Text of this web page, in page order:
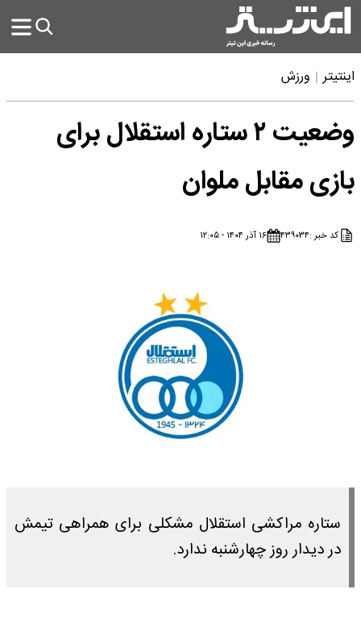
اینتیتر ورزش
وضعیت ۲ ستاره استقلال برای
بازی مقابل ملوان
کد خبر :۴۳۹۰۳۴ ۱۶ آذر ۱۴۰۴ - ۱۲:۰۵
ستاره مراکشی استقلال مشکلی برای همراهی تیمش
در دیدار روز چهارشنبه ندارد‌.